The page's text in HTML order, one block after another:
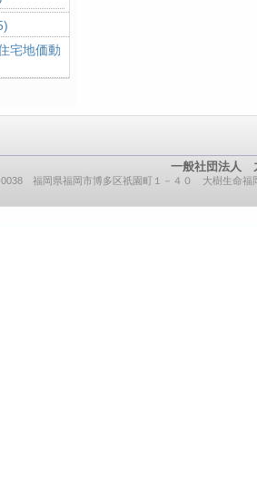
宅地価動
一般社団法人
0038 福岡県福岡市博多区祇園町１－４０ 大樹生命